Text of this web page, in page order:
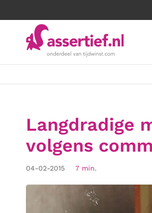
Langdradige
volgens
04-02-2015 7 min.